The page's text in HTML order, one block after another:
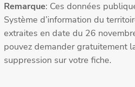
Remarque: Ces données
Système d’information du
extraites en date du 26
pouvez demander gratuitement
suppression sur votre fiche.